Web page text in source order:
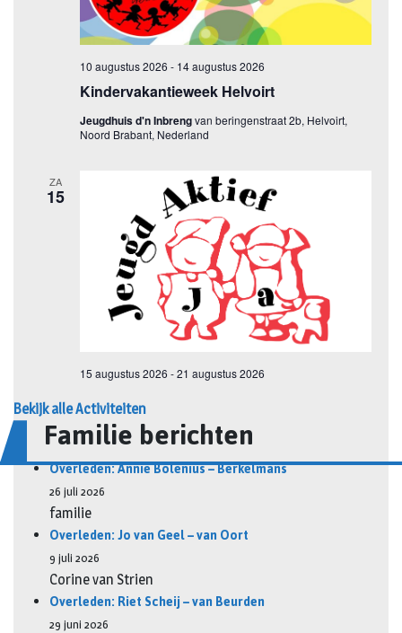
Bekijk alle Activiteiten
Familie berichten
Overleden: Annie Bolenius – Berkelmans
26 juli 2026
familie
Overleden: Jo van Geel – van Oort
9 juli 2026
Corine van Strien
Overleden: Riet Scheij – van Beurden
29 juni 2026